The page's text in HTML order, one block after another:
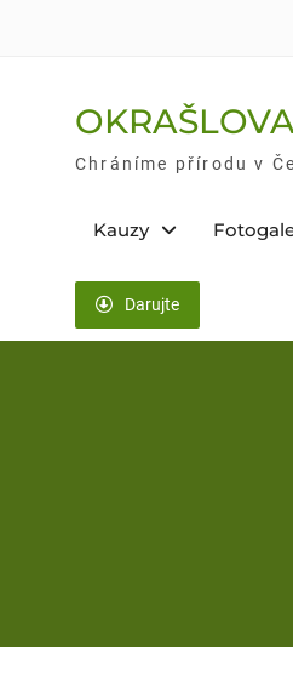
Chráníme přírodu v
Kauzy
Darujte